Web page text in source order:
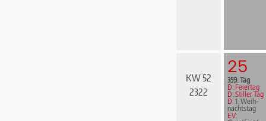
KW 52
2322
25
359. Tag
D: Feiertag
D: Stiller Tag
D: 1. Weih­
nachts­tag
EV: